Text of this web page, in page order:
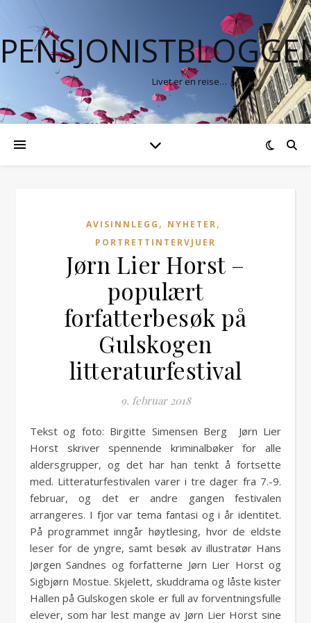
Livet er en reise…
AVISINNLEGG , NYHETER,
PORTRETTINTERVJUER
Jørn Lier Horst –
populært
forfatterbesøk på
Gulskogen
litteraturfestival
9. februar 2018
Tekst og foto: Birgitte Simensen Berg Jørn Lier
Horst skriver spennende kriminalbøker for alle
aldersgrupper, og det har han tenkt å fortsette
med. Litteraturfestivalen varer i tre dager fra 7.-9.
februar, og det er andre gangen festivalen
arrangeres. I fjor var tema fantasi og i år identitet.
På programmet inngår høytlesing, hvor de eldste
leser for de yngre, samt besøk av illustratør Hans
Jørgen Sandnes og forfatterne Jørn Lier Horst og
Sigbjørn Mostue. Skjelett, skuddrama og låste kister
Hallen på Gulskogen skole er full av forventningsfulle
elever, som har lest mange av Jørn Lier Horst sine